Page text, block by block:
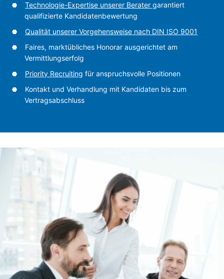
Technologie-Expertise unserer Berater garantiert
qualifizierte Kandidatenbewertung
Qualität unserer Vorgehensweise nach DIN ISO 9001
Faires, marktübliches Honorar ausgerichtet am
Vermittlungserfolg
Priority Recruiting für anspruchsvolle Positionen
Kontakt und Verhandlung mit Kandidaten bis zum
Vertragsabschluss